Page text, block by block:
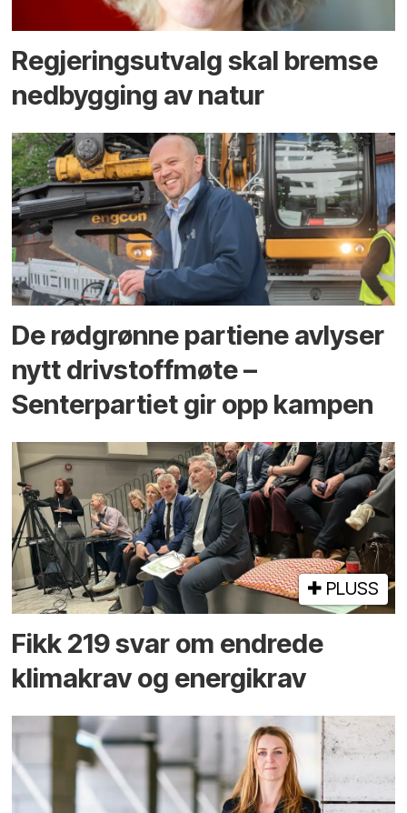
Regjerings­utvalg skal bremse
ned­bygging av natur
De rødgrønne partiene avlyser
nytt drivstoffmøte –
Senterpartiet gir opp kampen
PLUSS
Fikk 219 svar om endrede
klimakrav og energikrav